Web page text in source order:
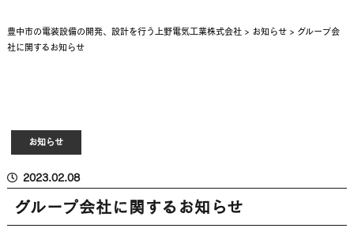
ホーム
豊中市の電装設備の開発、設計を行う上野電気工業株式会社> お知らせ> グループ会
社に関するお知らせ
お知らせ
2023.02.08
グループ会社に関するお知らせ